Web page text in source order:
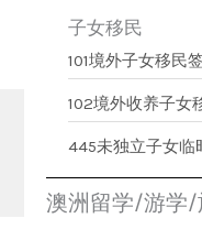
子女移民
101境外子女移民
102境外收养子女
445未独立子女临
澳洲留学/游学/